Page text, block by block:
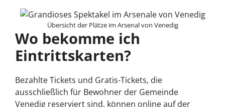
Übersicht der Plätze im Arsenal von Venedig
Wo bekomme ich
Eintrittskarten?
Bezahlte Tickets und Gratis-Tickets, die
ausschließlich für Bewohner der Gemeinde
Venedig reserviert sind, können online auf der